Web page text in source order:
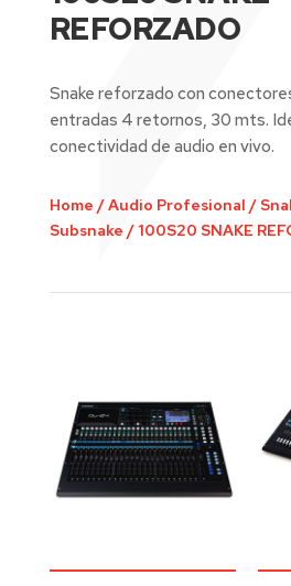
REFORZADO
Snake reforzado con
entradas 4 retornos, 30 mts.
conectividad de audio en vivo.
Home /Audio Profesional /
Subsnake / 100S20 SNAKE